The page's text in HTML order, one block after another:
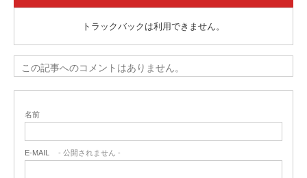
トラックバックは利用できません。
この記事へのコメントはありません。
名前
E-MAIL - 公開されません -